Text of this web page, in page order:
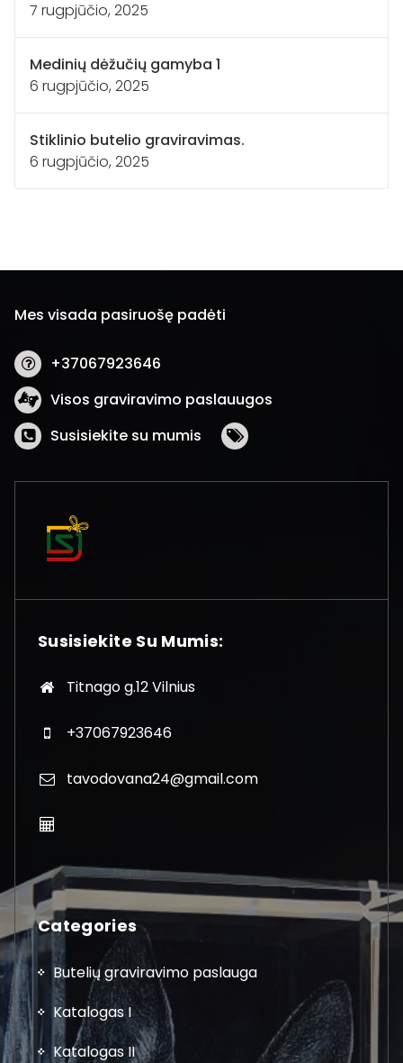
7 rugpjūčio, 2025
Medinių dėžučių gamyba 1
6 rugpjūčio, 2025
Stiklinio butelio graviravimas.
6 rugpjūčio, 2025
Mes visada pasiruošę padėti
+37067923646
Visos graviravimo paslauugos
Susisiekite su mumis
Susisiekite Su Mumis:
Titnago g.12 Vilnius
+37067923646
tavodovana24@gmail.com
Categories
Butelių graviravimo paslauga
Katalogas I
Katalogas II